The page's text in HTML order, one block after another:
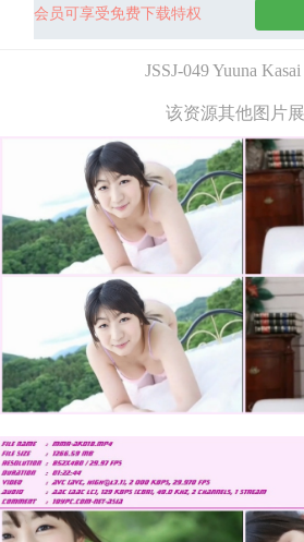
会员可享受免费下载特权
JSSJ-049 Yuuna
该资源其他图片